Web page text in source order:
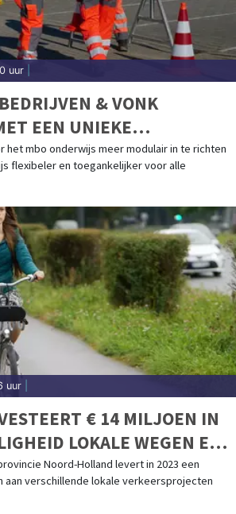
uur
& VONK
EEN UNIEKE
MODULAIR MBO-
IEDEREEN
het mbo onderwijs meer modulair in te richten
flexibeler en toegankelijker voor alle
uur
€ 14 MILJOEN IN
LOKALE WEGEN EN
Noord-Holland levert in 2023 een
aan verschillende lokale verkeersprojecten